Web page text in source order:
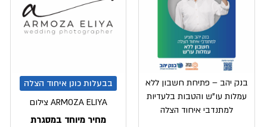
בנק יהב – פתיחת חשבון ללא
עמלות עו”ש והטבות בלעדיות
למתנדבי איחוד הצלה
בבעלות כונן איחוד הצלה
ARMOZA ELIYA צילום
מחיר מיוחד במסגרת